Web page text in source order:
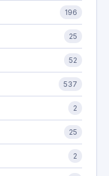
196
25
52
537
2
25
2